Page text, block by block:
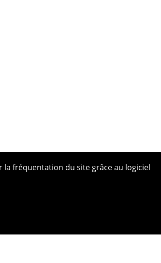
fréquentation du site grâce au logiciel